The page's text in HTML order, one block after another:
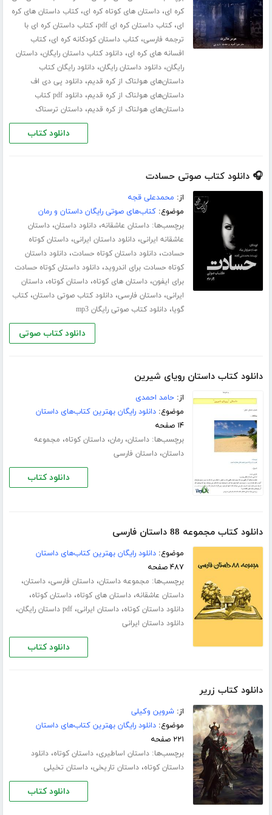
کره ای،داستان های کوتاه کره ای،کتاب داستان های کره
ای،کتاب داستان کره ای pdf ،کتاب داستان کره ای با
ترجمه فارسی،کتاب داستان کودکانه کره ای،کتاب
افسانه های کره ای،دانلود کتاب داستان رایگان،داستان
رایگان،دانلود داستان رایگان،دانلود رایگان کتاب
داستان‌های هولناک از کره قدیم،دانلود پی دی اف
داستان‌های هولناک از کره قدیم،
دانلود pdf کتاب
داستان‌های هولناک از کره قدیم،داستان ترسناک
دانلود کتاب
🎧 دانلود کتاب صوتی حسادت
از: محمدعلی قجه
موضوع:کتاب‌های صوتی رایگان داستان و رمان
برچسب‌ها:داستان عاشقانه،دانلود داستان،داستان
عاشقانه ایرانی،دانلود داستان ایرانی،داستان کوتاه
حسادت،دانلود داستان کوتاه حسادت،دانلود داستان
کوتاه حسادت برای اندروید،دانلود داستان کوتاه حسادت
برای ایفون،داستان های کوتاه،داستان کوتاه،داستان
ایرانی،داستان فارسی،دانلود کتاب صوتی داستان،کتاب
گویا،دانلود کتاب صوتی رایگان mp3
دانلود کتاب صوتی
دانلود کتاب داستان رویای شیرین
از:حامد احمدی
موضوع:دانلود رایگان بهترین کتاب‌های داستان
۱۴ صفحه
برچسب‌ها:داستان،رمان،داستان کوتاه، مجموعه
داستان،داستان فارسی
دانلود کتاب
دانلود کتاب مجموعه 88 داستان فارسی
موضوع:دانلود رایگان بهترین کتاب‌های داستان
۴۸۷ صفحه
برچسب‌ها: مجموعه داستان،داستان فارسی،داستان،
داستان عاشقانه،داستان های کوتاه،داستان کوتاه،
دانلود داستان کوتاه،داستان ایرانی،pdf داستان رایگان ،
دانلود داستان ایرانی
دانلود کتاب
دانلود کتاب زریر
از:شروین وکیلی
موضوع:دانلود رایگان بهترین کتاب‌های داستان
۲۲۱ صفحه
برچسب‌ها:داستان اساطیری،داستان کوتاه،دانلود
داستان کوتاه،داستان تاریخی،داستان تخیلی
دانلود کتاب